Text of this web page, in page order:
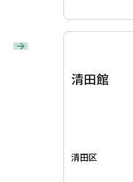
清田館
清田区